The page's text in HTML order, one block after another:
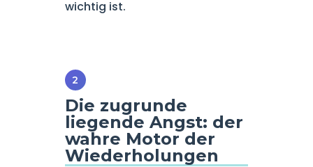
wichtig ist.
Die zugrunde
liegende Angst: der
wahre Motor der
Wiederholungen